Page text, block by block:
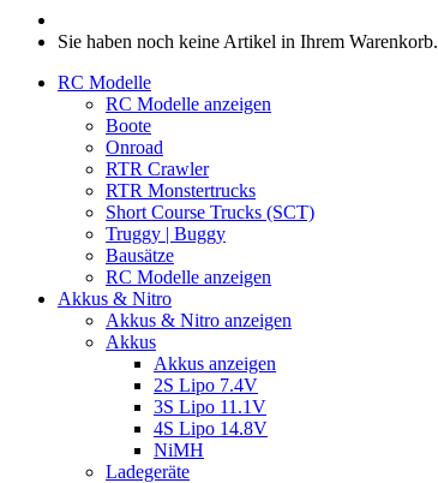
Sie haben noch keine Artikel in Ihrem Warenkorb.
RC Modelle
RC Modelle anzeigen
Boote
Onroad
RTR Crawler
RTR Monstertrucks
Short Course Trucks (SCT)
Truggy | Buggy
Bausätze
RC Modelle anzeigen
Akkus & Nitro
Akkus & Nitro anzeigen
Akkus
Akkus anzeigen
2S Lipo 7.4V
3S Lipo 11.1V
4S Lipo 14.8V
NiMH
Ladegeräte